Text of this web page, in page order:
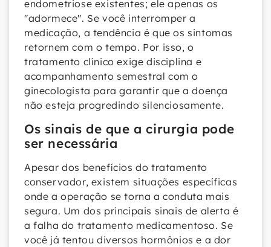
endometriose existentes; ele apenas os
"adormece". Se você interromper a
medicação, a tendência é que os sintomas
retornem com o tempo. Por isso, o
tratamento clínico exige disciplina e
acompanhamento semestral com o
ginecologista para garantir que a doença
não esteja progredindo silenciosamente.
Os sinais de que a cirurgia pode
ser necessária
Apesar dos benefícios do tratamento
conservador, existem situações específicas
onde a operação se torna a conduta mais
segura. Um dos principais sinais de alerta é
a falha do tratamento medicamentoso. Se
você já tentou diversos hormônios e a dor